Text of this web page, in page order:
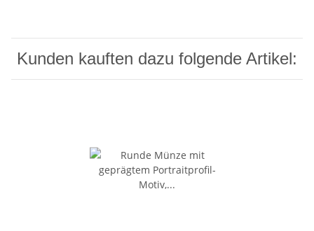
Kunden kauften dazu folgende Artikel: